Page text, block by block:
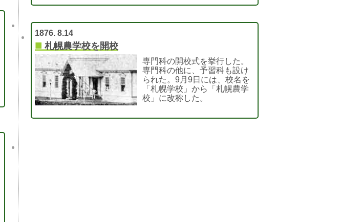
1876. 8.14
■ 札幌農学校を開校
専門科の開校式を挙行した。
専門科の他に、予習科も設け
られた。9月9日には、校名を
「札幌学校」から「札幌農学
校」に改称した。